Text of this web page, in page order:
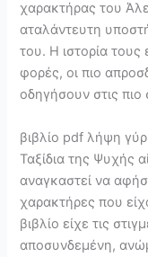
χαρακτήρας του
αταλάντευτη
του. Η ιστορία τους
φορές, οι πιο
οδηγήσουν στις πιο
βιβλίο pdf λήψη
Ταξίδια της Ψυχής
αναγκαστεί να
χαρακτήρες που
βιβλίο είχε τις
αποσυνδεμένη,